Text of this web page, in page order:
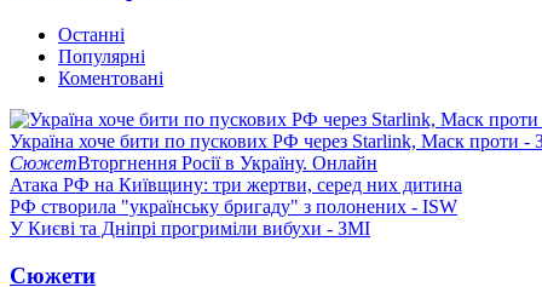
Останні
Популярні
Коментовані
Україна хоче бити по пускових РФ через Starlink, Маск проти -
СюжетВторгнення Росії в Україну. Онлайн
Атака РФ на Київщину: три жертви, серед них дитина
РФ створила "українську бригаду" з полонених - ISW
У Києві та Дніпрі прогриміли вибухи - ЗМІ
Сюжети